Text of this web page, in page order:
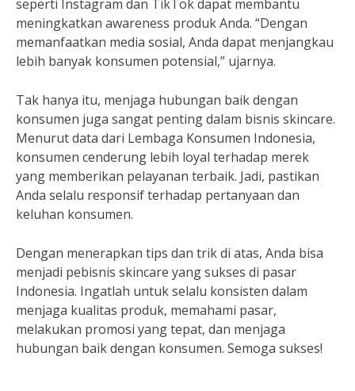
seperti Instagram dan TikTok dapat membantu
meningkatkan awareness produk Anda. “Dengan
memanfaatkan media sosial, Anda dapat menjangkau
lebih banyak konsumen potensial,” ujarnya.
Tak hanya itu, menjaga hubungan baik dengan
konsumen juga sangat penting dalam bisnis skincare.
Menurut data dari Lembaga Konsumen Indonesia,
konsumen cenderung lebih loyal terhadap merek
yang memberikan pelayanan terbaik. Jadi, pastikan
Anda selalu responsif terhadap pertanyaan dan
keluhan konsumen.
Dengan menerapkan tips dan trik di atas, Anda bisa
menjadi pebisnis skincare yang sukses di pasar
Indonesia. Ingatlah untuk selalu konsisten dalam
menjaga kualitas produk, memahami pasar,
melakukan promosi yang tepat, dan menjaga
hubungan baik dengan konsumen. Semoga sukses!